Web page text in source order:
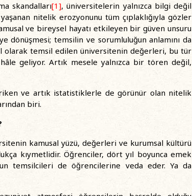
skandalları[1], üniversitelerin yalnızca bilgi değil
nitelik erozyonunu tüm çıplaklığıyla gözler
ve bireysel hayatı etkileyen bir güven unsuru
temsilin ve sorumluluğun anlamını da
olarak temsil edilen üniversitenin değerleri, bu tür
geliyor. Artık mesele yalnızca bir tören değil,
ve artık istatistiklerle de görünür olan nitelik
biri.
kamusal yüzü, değerleri ve kurumsal kültürü
kıymetlidir. Öğrenciler, dört yıl boyunca emek
temsilcileri de öğrencilerine veda eder. Ya da